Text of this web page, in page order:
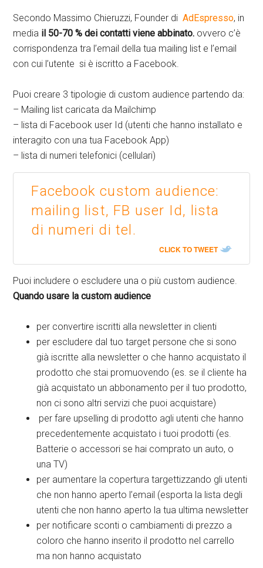
Secondo Massimo Chieruzzi, Founder diAdEspresso, in
media il 50-70 % dei contatti viene abbinato. ovvero c’è
corrispondenza tra l’email della tua mailing list e l’email
con cui l’utente si è iscritto a Facebook.
Puoi creare 3 tipologie di custom audience partendo da:
– Mailing list caricata da Mailchimp
– lista di Facebook user Id (utenti che hanno installato e
interagito con una tua Facebook App)
– lista di numeri telefonici (cellulari)
Facebook custom audience:
mailing list, FB user Id, lista
di numeri di tel.
CLICK TO TWEET
Puoi includere o escludere una o più custom audience.
Quando usare la custom audience
per convertire iscritti alla newsletter in clienti
per escludere dal tuo target persone che si sono
già iscritte alla newsletter o che hanno acquistato il
prodotto che stai promuovendo (es. se il cliente ha
già acquistato un abbonamento per il tuo prodotto,
non ci sono altri servizi che puoi acquistare)
per fare upselling di prodotto agli utenti che hanno
precedentemente acquistato i tuoi prodotti (es.
Batterie o accessori se hai comprato un auto, o
una TV)
per aumentare la copertura targettizzando gli utenti
che non hanno aperto l’email (esporta la lista degli
utenti che non hanno aperto la tua ultima newsletter
per notificare sconti o cambiamenti di prezzo a
coloro che hanno inserito il prodotto nel carrello
ma non hanno acquistato